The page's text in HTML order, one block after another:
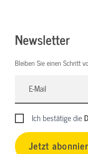
Newsletter
Bleiben Sie einen Schritt
Ich bestätige die
Jetzt